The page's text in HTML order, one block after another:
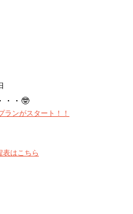
・🤓
ランがスタート！！
表はこちら